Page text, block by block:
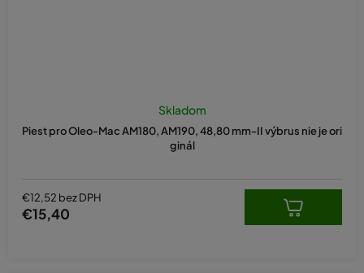
Piest pro Oleo-Mac AM180, AM190, 48,80 mm-II výbrus nie je ori
ginál
Skladom
€12,52 bez DPH
€15,40